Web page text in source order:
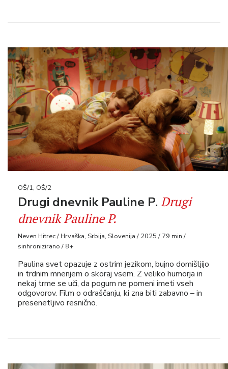
OŠ/1, OŠ/2
Drugi dnevnik Pauline P. Drugi
dnevnik Pauline P.
Neven Hitrec / Hrvaška, Srbija, Slovenija / 2025 / 79 min /
sinhronizirano / 8+
Paulina svet opazuje z ostrim jezikom, bujno domišljijo
in trdnim mnenjem o skoraj vsem. Z veliko humorja in
nekaj trme se uči, da pogum ne pomeni imeti vseh
odgovorov. Film o odraščanju, ki zna biti zabavno – in
presenetljivo resnično.